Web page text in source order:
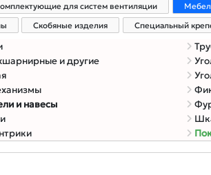
для систем вентиляции
Скобяные изделия Специальный
и другие
и навесы